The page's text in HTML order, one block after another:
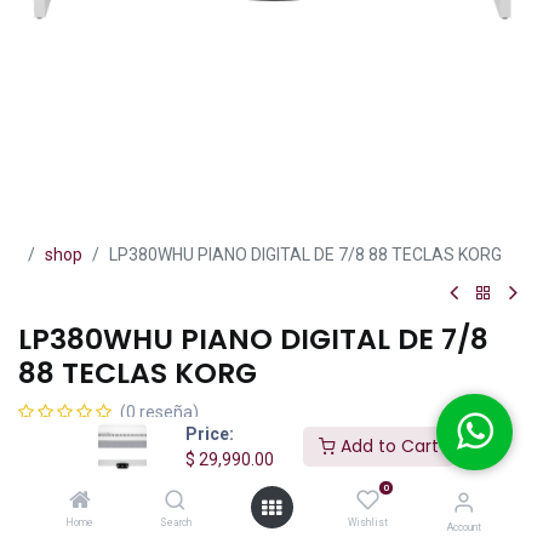
Price:
$ 29,990.00
Add to Cart
Home Search
0
Wishlist Account
shop LP380WHU PIANO DIGITAL DE 7/8 88 TECLAS KORG
LP380WHU PIANO DIGITAL DE 7/8
88 TECLAS KORG
(0 reseña)
Piano digital de 88 teclas Korg LP380U manufacturado en Japón
con mueble color blanco, teclas pesadas RH3 Real Weighted
Hammer Action, 30 sonidos, sensible al tacto con polifonía de 120
notas, 30 canciones demo, brilliance reverberación y coro a tres